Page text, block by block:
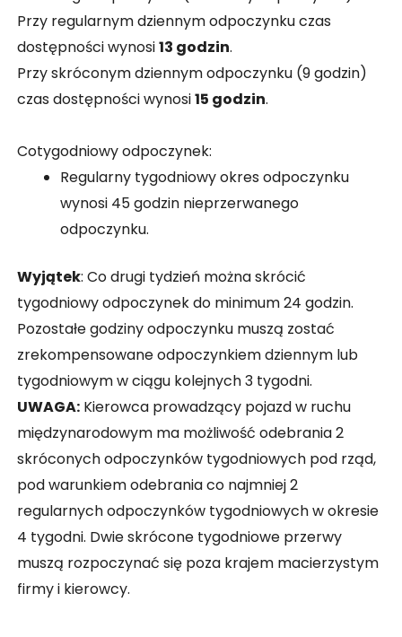
Przy regularnym dziennym odpoczynku czas
dostępności wynosi13 godzin.
Przy skróconym dziennym odpoczynku (9 godzin)
czas dostępności wynosi15 godzin.
Cotygodniowy odpoczynek:
Regularny tygodniowy okres odpoczynku
wynosi 45 godzin nieprzerwanego
odpoczynku.
Wyjątek: Co drugi tydzień można skrócić
tygodniowy odpoczynek do minimum 24 godzin.
Pozostałe godziny odpoczynku muszą zostać
zrekompensowane odpoczynkiem dziennym lub
tygodniowym w ciągu kolejnych 3 tygodni.
UWAGA: Kierowca prowadzący pojazd w ruchu
międzynarodowym ma możliwość odebrania 2
skróconych odpoczynków tygodniowych pod rząd,
pod warunkiem odebrania co najmniej 2
regularnych odpoczynków tygodniowych w okresie
4 tygodni. Dwie skrócone tygodniowe przerwy
muszą rozpoczynać się poza krajem macierzystym
firmy i kierowcy.